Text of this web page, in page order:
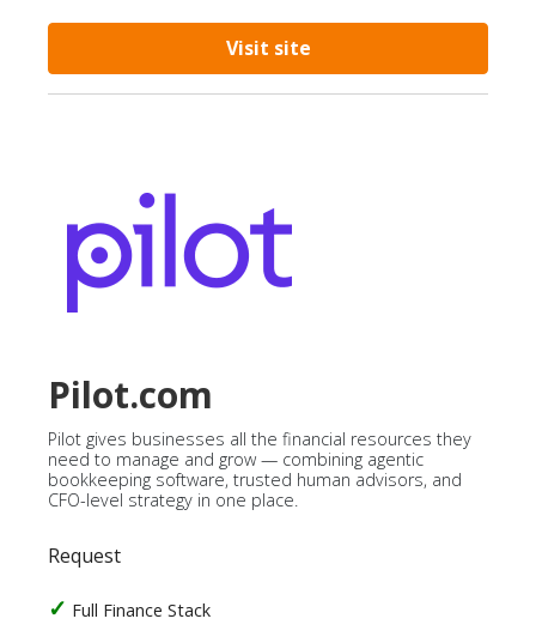
Visit site
Pilot.com
Pilot gives businesses all the financial resources they
need to manage and grow — combining agentic
bookkeeping software, trusted human advisors, and
CFO-level strategy in one place.
Request
Full Finance Stack